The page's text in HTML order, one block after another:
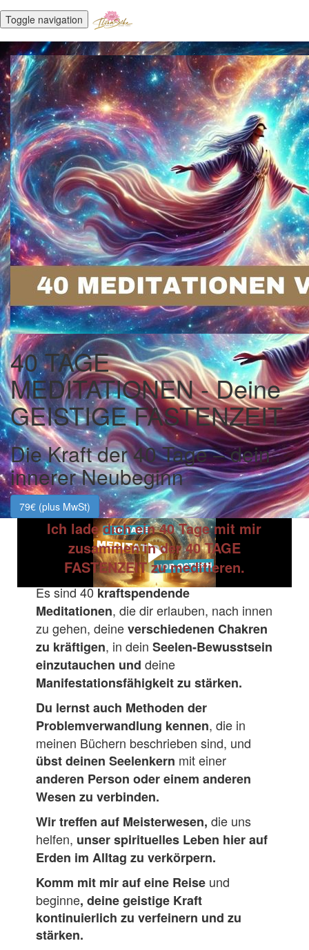
Toggle navigation
40 TAGE
MEDITATIONEN - Deine
GEISTIGE FASTENZEIT
Die Kraft der 40 Tage – dein
innerer Neubeginn
79€ (plus MwSt)
Ich lade dich ein 40 Tage mit mir
zusammen in der 40 TAGE
FASTENZEIT zu meditieren.
Es sind 40kraftspendende
Meditationen, die dir erlauben, nach innen
zu gehen, deineverschiedenen Chakren
zu kräftigen, in deinSeelen-Bewusstsein
einzutauchen unddeine
Manifestationsfähigkeit zu stärken.
Du lernst auch Methoden der
Problemverwandlung kennen, die in
meinen Büchern beschrieben sind, und
übst deinen Seelenkern mit einer
anderen Person oder einem anderen
Wesen zu verbinden.
Wir treffen auf Meisterwesen, die uns
helfen, unser spirituelles Leben hier auf
Erden im Alltag zu verkörpern.
Komm mit mir auf eine Reise und
beginne, deine geistige Kraft
kontinuierlich zu verfeinern und zu
stärken.